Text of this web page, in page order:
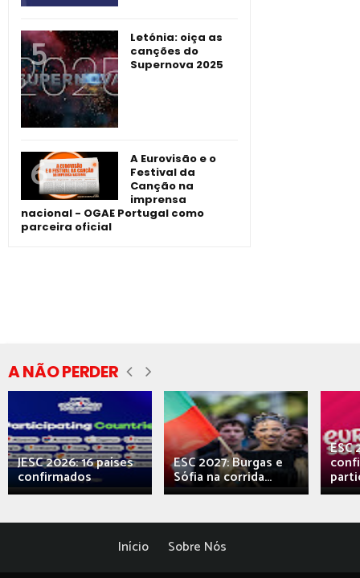
Letónia: oiça as
canções do
Supernova 2025
A Eurovisão e o
Festival da
Canção na
imprensa
nacional - OGAE Portugal como
parceira oficial
A NÃO PERDER
JESC 2026: 16 países
confirmados
ESC 2027: Burgas e
Sófia na corrida...
ESC
Início Sobre Nós